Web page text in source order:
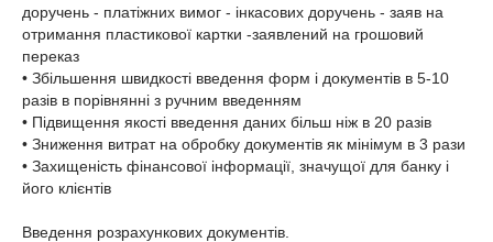
доручень - платіжних вимог - інкасових доручень - заяв на
отримання пластикової картки -заявлений на грошовий
переказ
• Збільшення швидкості введення форм і документів в 5-10
разів в порівнянні з ручним введенням
• Підвищення якості введення даних більш ніж в 20 разів
• Зниження витрат на обробку документів як мінімум в 3 рази
• Захищеність фінансової інформації, значущої для банку і
його клієнтів
Введення розрахункових документів.